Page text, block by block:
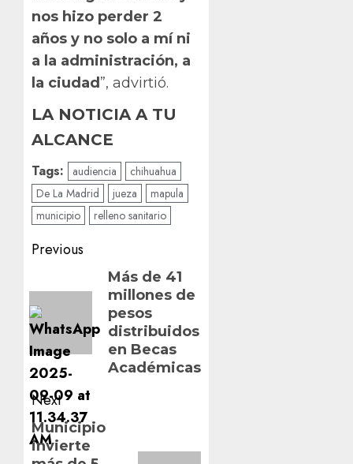
nos hizo perder 2
años y no solo a mí ni
a la administración, a
la ciudad ”, advirtió.
LA NOTICIA A TU
ALCANCE
Tags: audiencia
chihuahua
De La Madrid
jueza
mapula
municipio
relleno sanitario
Post
navigation
Previous
post:
Más de 41
millones de
pesos
distribuidos
en Becas
Académicas
Next
Next
post:
Municipio
invierte